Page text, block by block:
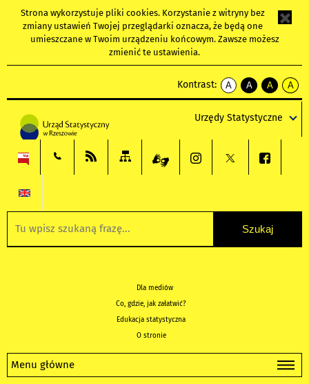
Strona wykorzystuje pliki cookies. Korzystanie z witryny bez
zmiany ustawień Twojej przeglądarki oznacza, że będą one
umieszczane w Twoim urządzeniu końcowym. Zawsze możesz
zmienić te ustawienia.
Kontrast:
A
kontrast
A
kontrast
tekst
czarnym
A
kontrast
tekst
czarnym
A
tekst
żółtym
Urzędy Statystyczne
Dla mediów
Co, gdzie, jak załatwić?
Edukacja statystyczna
O stronie
Menu główne